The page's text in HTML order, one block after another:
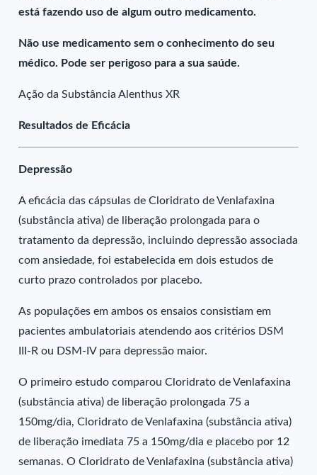
está fazendo uso de algum outro medicamento.
Não use medicamento sem o conhecimento do seu
médico. Pode ser perigoso para a sua saúde.
Ação da Substância Alenthus XR
Resultados de Eficácia
Depressão
A eficácia das cápsulas de Cloridrato de Venlafaxina
(substância ativa) de liberação prolongada para o
tratamento da depressão, incluindo depressão associada
com ansiedade, foi estabelecida em dois estudos de
curto prazo controlados por placebo.
As populações em ambos os ensaios consistiam em
pacientes ambulatoriais atendendo aos critérios DSM
III-R ou DSM-IV para depressão maior.
O primeiro estudo comparou Cloridrato de Venlafaxina
(substância ativa) de liberação prolongada 75 a
150mg/dia, Cloridrato de Venlafaxina (substância ativa)
de liberação imediata 75 a 150mg/dia e placebo por 12
semanas. O Cloridrato de Venlafaxina (substância ativa)